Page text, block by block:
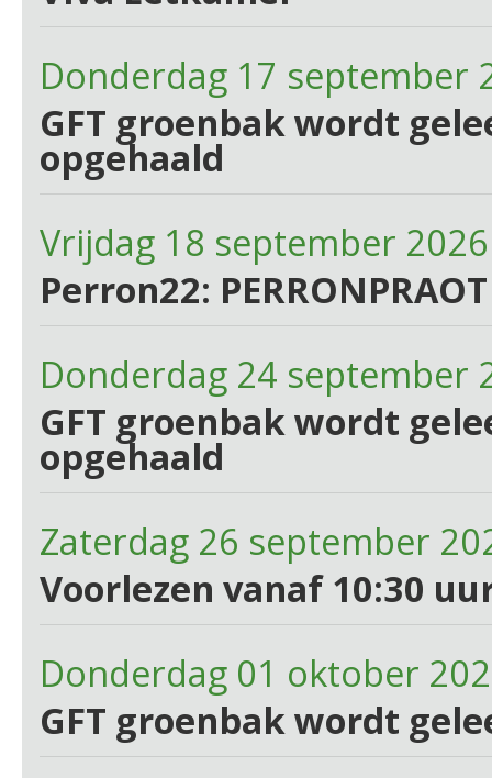
Donderdag 17 september
GFT groenbak wordt
opgehaald
Vrijdag 18 september
Perron22: PERRONPRAOT
Donderdag 24 september
GFT groenbak wordt
opgehaald
Zaterdag 26 september
Voorlezen vanaf 10:30
Donderdag 01 oktober
GFT groenbak wordt